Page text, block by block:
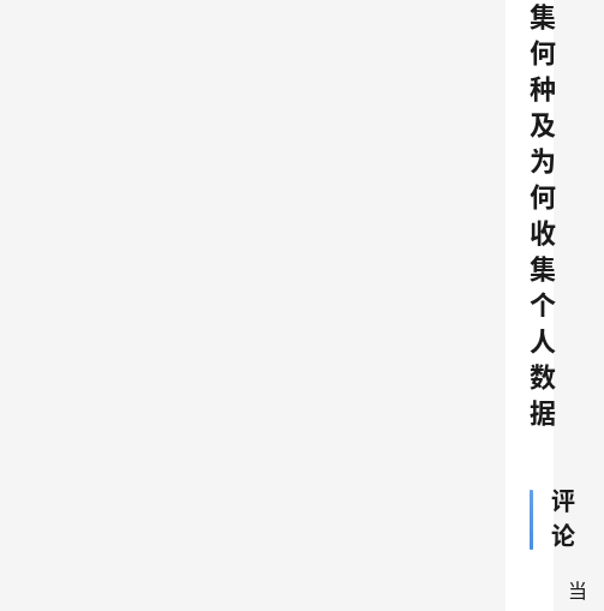
集
何
种
及
为
何
收
集
个
人
数
据
评
论
当